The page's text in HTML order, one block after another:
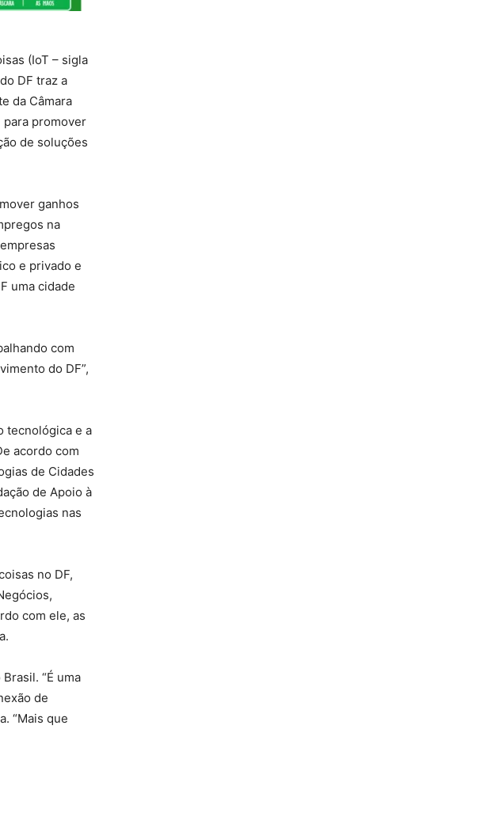
(IoT – sigla
DF traz a
da Câmara
para promover
de soluções
ganhos
na
e privado e
uma cidade
com
do DF”,
tecnológica e a
acordo com
de Cidades
de Apoio à
nas
no DF,
com ele, as
“É uma
de
“Mais que